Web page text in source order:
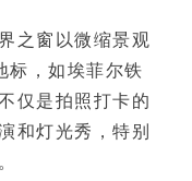
之窗 以微缩景观
标，如埃菲尔铁
仅是拍照打卡的
和灯光秀，特别
。